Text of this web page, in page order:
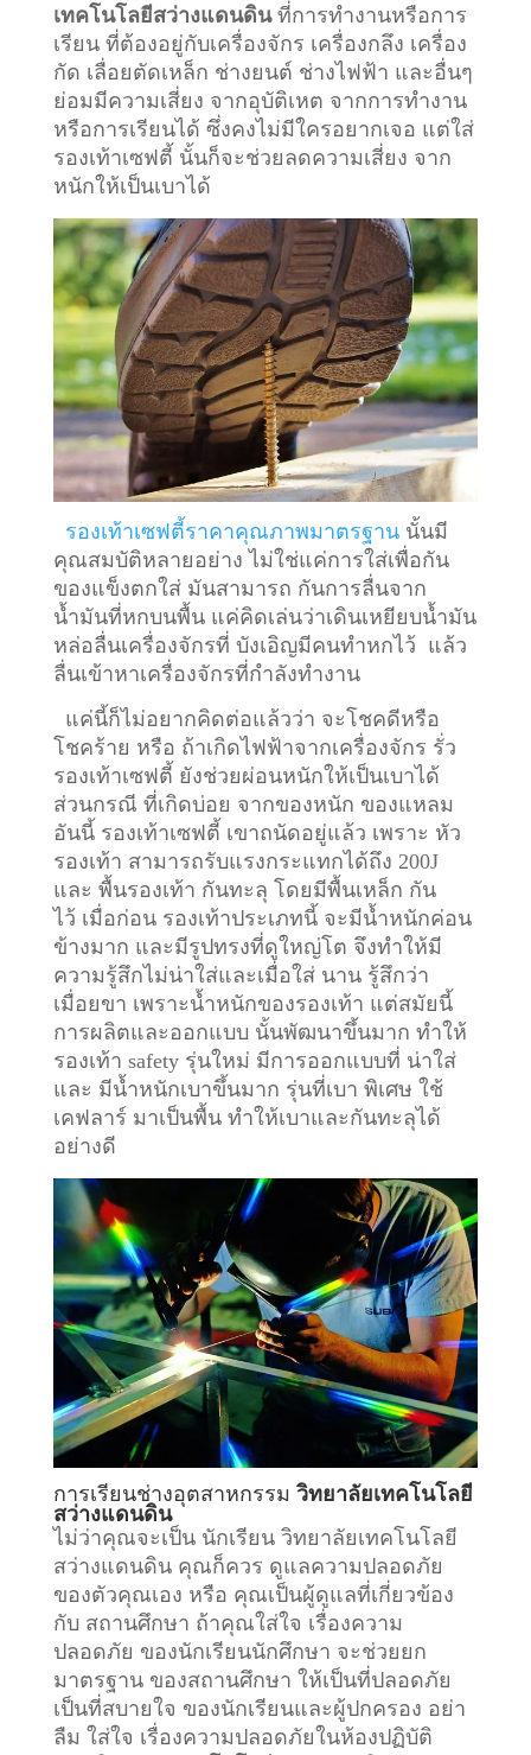
เทคโนโลยีสว่างแดนดินที่การทำงานหรือการ
เรียน ที่ต้องอยู่กับเครื่องจักร เครื่องกลึง เครื่อง
กัด เลื่อยตัดเหล็ก ช่างยนต์ ช่างไฟฟ้า และอื่นๆ
ย่อมมีความเสี่ยง จากอุบัติเหต จากการทำงาน
หรือการเรียนได้ ซึ่งคงไม่มีใครอยากเจอ แต่ใส่
รองเท้าเซฟตี้ นั้นก็จะช่วยลดความเสี่ยง จาก
หนักให้เป็นเบาได้
รองเท้าเซฟตี้ราคาคุณภาพมาตรฐานนั้นมี
คุณสมบัติหลายอย่าง ไม่ใช่แค่การใส่เพื่อกัน
ของแข็งตกใส่ มันสามารถ กันการลื่นจาก
น้ำมันที่หกบนพื้น แค่คิดเล่นว่าเดินเหยียบน้ำมัน
หล่อลื่นเครื่องจักรที่ บังเอิญมีคนทำหกไว้ แล้ว
ลื่นเข้าหาเครื่องจักรที่กำลังทำงาน
แค่นี้ก็ไม่อยากคิดต่อแล้วว่า จะโชคดีหรือ
โชคร้าย หรือ ถ้าเกิดไฟฟ้าจากเครื่องจักร รั่ว
รองเท้าเซฟตี้ ยังช่วยผ่อนหนักให้เป็นเบาได้
ส่วนกรณี ที่เกิดบ่อย จากของหนัก ของแหลม
อันนี้ รองเท้าเซฟตี้ เขาถนัดอยู่แล้ว เพราะ หัว
รองเท้า สามารถรับแรงกระแทกได้ถึง 200J
และ พื้นรองเท้า กันทะลุ โดยมีพื้นเหล็ก กัน
ไว้ เมื่อก่อน รองเท้าประเภทนี้ จะมีน้ำหนักค่อน
ข้างมาก และมีรูปทรงที่ดูใหญ่โต จึงทำให้มี
ความรู้สึกไม่น่าใส่และเมื่อใส่ นาน รู้สึกว่า
เมื่อยขา เพราะน้ำหนักของรองเท้า แต่สมัยนี้
การผลิตและออกแบบ นั้นพัฒนาขึ้นมาก ทำให้
รองเท้า safety รุ่นใหม่ มีการออกแบบที่ น่าใส่
และ มีน้ำหนักเบาขึ้นมาก รุ่นที่เบา พิเศษ ใช้
เคฟลาร์ มาเป็นพื้น ทำให้เบาและกันทะลุได้
อย่างดี
การเรียนช่างอุตสาหกรรม วิทยาลัยเทคโนโลยี
สว่างแดนดิน
ไม่ว่าคุณจะเป็น นักเรียน วิทยาลัยเทคโนโลยี
สว่างแดนดิน คุณก็ควร ดูแลความปลอดภัย
ของตัวคุณเอง หรือ คุณเป็นผู้ดูแลที่เกี่ยวข้อง
กับ สถานศึกษา ถ้าคุณใส่ใจ เรื่องความ
ปลอดภัย ของนักเรียนนักศึกษา จะช่วยยก
มาตรฐาน ของสถานศึกษา ให้เป็นที่ปลอดภัย
เป็นที่สบายใจ ของนักเรียนและผู้ปกครอง อย่า
ลืม ใส่ใจ เรื่องความปลอดภัยในห้องปฏิบัติ